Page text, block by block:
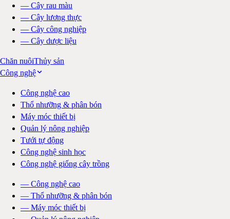
— Cây rau màu
— Cây lương thực
— Cây công nghiệp
— Cây dược liệu
Chăn nuôiThủy sản
Công nghệ
Công nghệ cao
Thổ nhưỡng & phân bón
Máy móc thiết bị
Quản lý nông nghiệp
Tưới tự động
Công nghệ sinh học
Công nghệ giống cây trồng
— Công nghệ cao
— Thổ nhưỡng & phân bón
— Máy móc thiết bị